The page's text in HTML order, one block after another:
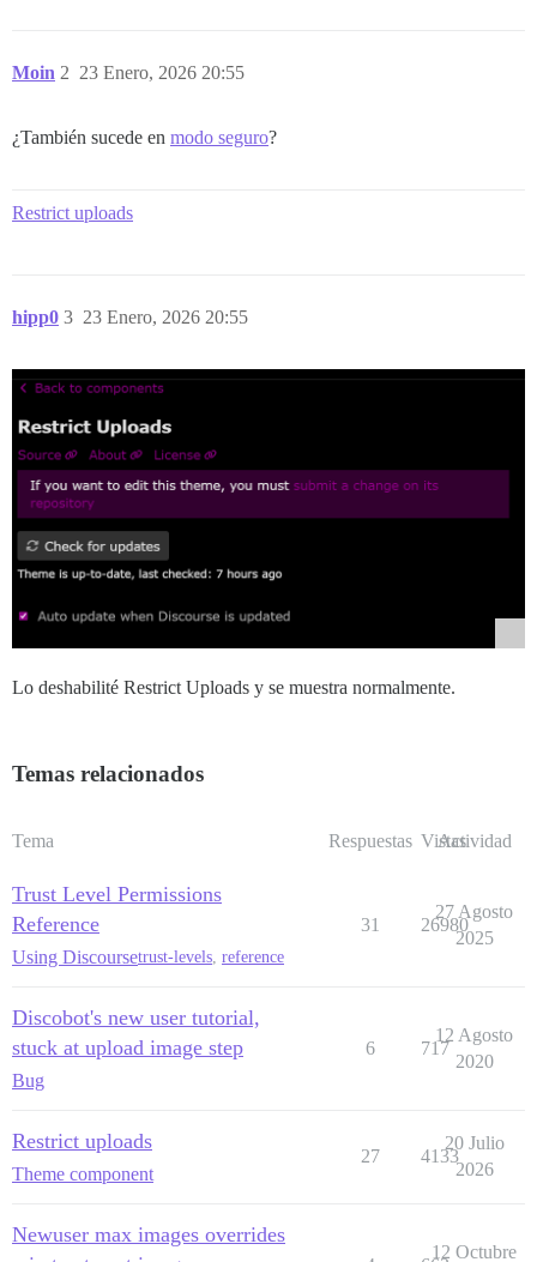
Moin 23 Enero, 2026 20:55
2
¿También sucede en modo seguro?
Restrict uploads
hipp0 23 Enero, 2026 20:55
3
Lo deshabilité Restrict Uploads y se muestra normalmente.
Temas relacionados
Tema Respuestas Vistas
Actividad
Trust Level Permissions
Reference
Using Discoursetrust-levels, reference
31 26980
27 Agosto
2025
Discobot's new user tutorial,
stuck at upload image step
Bug
6 717
12 Agosto
2020
Restrict uploads
Theme component
27 4133
20 Julio
2026
Newuser max images overrides
12 Octubre